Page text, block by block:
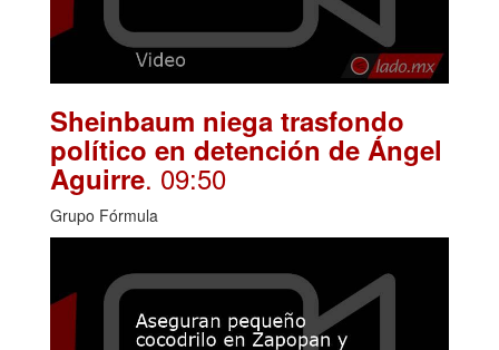
Sheinbaum niega trasfondo
político en detención de Ángel
Aguirre. 09:50
Grupo Fórmula